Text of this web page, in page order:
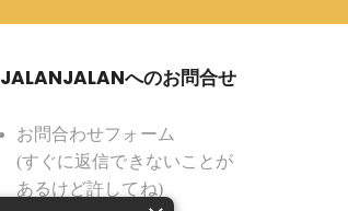
JALANJALANへのお問合せ
お問合わせフォーム
(すぐに返信できないことが
あるけど許してね)